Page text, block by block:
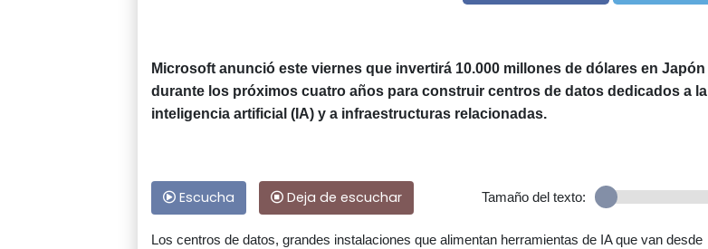
Microsoft anunció este viernes que invertirá 10.000 millones de dólares en Japón
durante los próximos cuatro años para construir centros de datos dedicados a la
inteligencia artificial (IA) y a infraestructuras relacionadas.
Escucha Deja de escuchar Tamaño del texto:
Los centros de datos, grandes instalaciones que alimentan herramientas de IA que van desde